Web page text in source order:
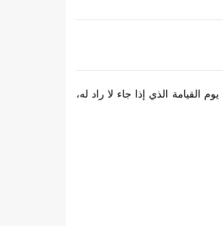
القيامة الذي إذا جاء لا راد له،